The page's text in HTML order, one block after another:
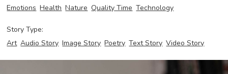
Emotions Health Nature Quality Time Technology
Story Type:
Art Audio Story Image Story Poetry Text Story Video Story